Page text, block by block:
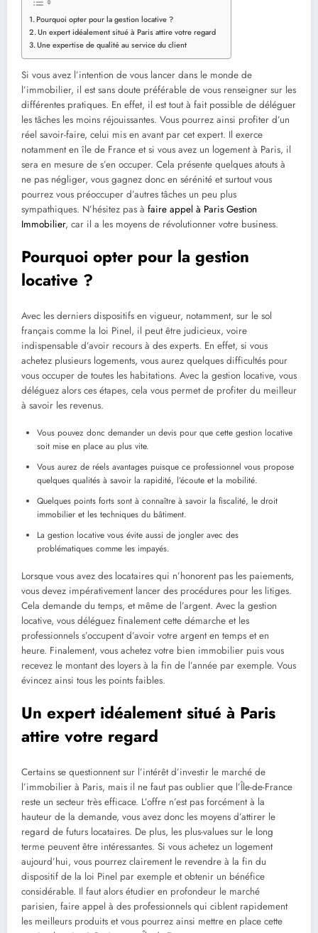
Pourquoi opter pour la gestion locative ?
Un expert idéalement situé à Paris attire votre regard
Une expertise de qualité au service du client
Si vous avez l’intention de vous lancer dans le monde de
l’immobilier, il est sans doute préférable de vous renseigner sur les
différentes pratiques. En effet, il est tout à fait possible de déléguer
les tâches les moins réjouissantes. Vous pourrez ainsi profiter d’un
réel savoir-faire, celui mis en avant par cet expert. Il exerce
notamment en île de France et si vous avez un logement à Paris, il
sera en mesure de s’en occuper. Cela présente quelques atouts à
ne pas négliger, vous gagnez donc en sérénité et surtout vous
pourrez vous préoccuper d’autres tâches un peu plus
sympathiques. N’hésitez pas à faire appel à Paris Gestion
Immobilier, car il a les moyens de révolutionner votre business.
Pourquoi opter pour la gestion
locative ?
Avec les derniers dispositifs en vigueur, notamment, sur le sol
français comme la loi Pinel, il peut être judicieux, voire
indispensable d’avoir recours à des experts. En effet, si vous
achetez plusieurs logements, vous aurez quelques difficultés pour
vous occuper de toutes les habitations. Avec la gestion locative, vous
déléguez alors ces étapes, cela vous permet de profiter du meilleur
à savoir les revenus.
Vous pouvez donc demander un devis pour que cette gestion locative
soit mise en place au plus vite.
Vous aurez de réels avantages puisque ce professionnel vous propose
quelques qualités à savoir la rapidité, l’écoute et la mobilité.
Quelques points forts sont à connaître à savoir la fiscalité, le droit
immobilier et les techniques du bâtiment.
La gestion locative vous évite aussi de jongler avec des
problématiques comme les impayés.
Lorsque vous avez des locataires qui n’honorent pas les paiements,
vous devez impérativement lancer des procédures pour les litiges.
Cela demande du temps, et même de l’argent. Avec la gestion
locative, vous déléguez finalement cette démarche et les
professionnels s’occupent d’avoir votre argent en temps et en
heure. Finalement, vous achetez votre bien immobilier puis vous
recevez le montant des loyers à la fin de l’année par exemple. Vous
évincez ainsi tous les points faibles.
Un expert idéalement situé à Paris
attire votre regard
Certains se questionnent sur l’intérêt d’investir le marché de
l’immobilier à Paris, mais il ne faut pas oublier que l’Île-de-France
reste un secteur très efficace. L’offre n’est pas forcément à la
hauteur de la demande, vous avez donc les moyens d’attirer le
regard de futurs locataires. De plus, les plus-values sur le long
terme peuvent être intéressantes. Si vous achetez un logement
aujourd’hui, vous pourrez clairement le revendre à la fin du
dispositif de la loi Pinel par exemple et obtenir un bénéfice
considérable. Il faut alors étudier en profondeur le marché
parisien, faire appel à des professionnels qui ciblent rapidement
les meilleurs produits et vous pourrez ainsi mettre en place cette